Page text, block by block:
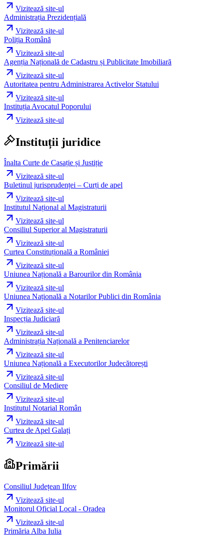
Vizitează site-ul
Administrația Prezidențială
Vizitează site-ul
Poliția Română
Vizitează site-ul
Agenția Națională de Cadastru și Publicitate Imobiliară
Vizitează site-ul
Autoritatea pentru Administrarea Activelor Statului
Vizitează site-ul
Instituția Avocatul Poporului
Vizitează site-ul
Instituții juridice
Înalta Curte de Casație și Justiție
Vizitează site-ul
Buletinul jurisprudenței – Curți de apel
Vizitează site-ul
Institutul Național al Magistraturii
Vizitează site-ul
Consiliul Superior al Magistraturii
Vizitează site-ul
Curtea Constituțională a României
Vizitează site-ul
Uniunea Națională a Barourilor din România
Vizitează site-ul
Uniunea Națională a Notarilor Publici din România
Vizitează site-ul
Inspecția Judiciară
Vizitează site-ul
Administrația Națională a Penitenciarelor
Vizitează site-ul
Uniunea Națională a Executorilor Judecătorești
Vizitează site-ul
Consiliul de Mediere
Vizitează site-ul
Institutul Notarial Român
Vizitează site-ul
Curtea de Apel Galați
Vizitează site-ul
Primării
Consiliul Județean Ilfov
Vizitează site-ul
Monitorul Oficial Local - Oradea
Vizitează site-ul
Primăria Alba Iulia